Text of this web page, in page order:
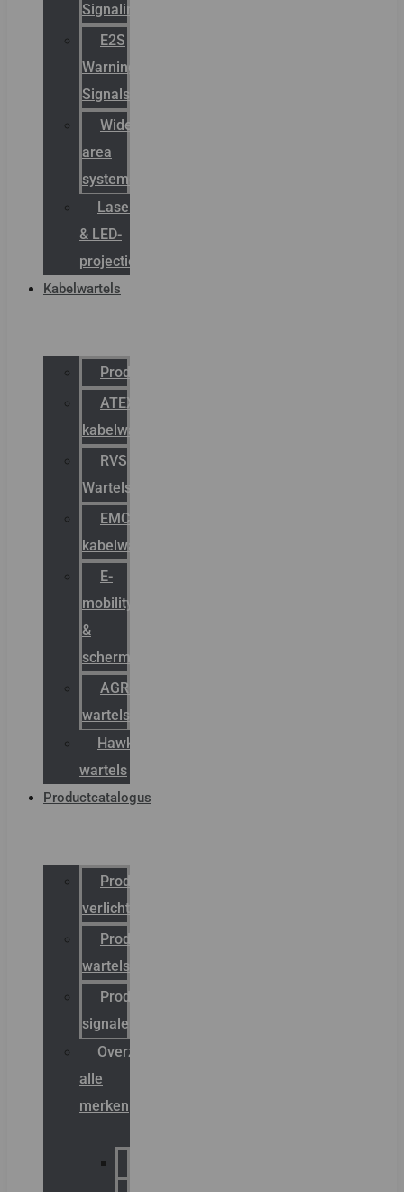
Signaling
E2S
Warning
Signals
Wide
area
systemen
Laserbelijning
& LED-
projectie
Kabelwartels
Productcatalogus
ATEX
kabelwartels
RVS
Wartels
EMC
kabelwartels
E-
mobility
&
schermstromen
AGRO
wartels
Hawke
wartels
Productcatalogus
Productcatalogus
verlichting
Productcatalogus
wartels
Productcatalogus
signalering
Overzicht
alle
merken